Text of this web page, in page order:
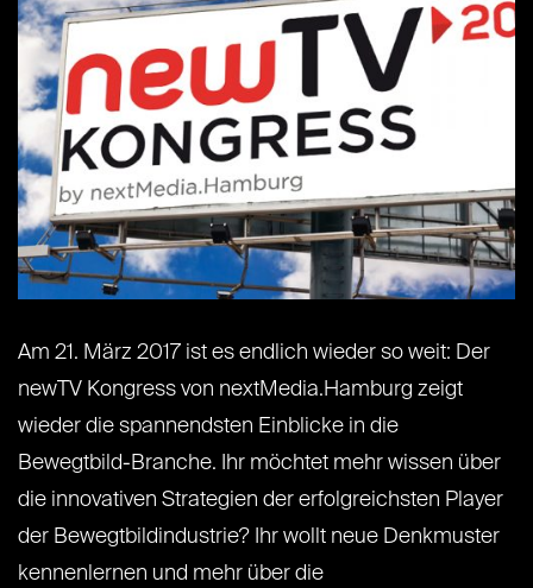
Am 21. März 2017 ist es endlich wieder so weit: Der
newTV Kongress von nextMedia.Hamburg zeigt
wieder die spannendsten Einblicke in die
Bewegtbild-Branche. Ihr möchtet mehr wissen über
die innovativen Strategien der erfolgreichsten Player
der Bewegtbildindustrie? Ihr wollt neue Denkmuster
kennenlernen und mehr über die